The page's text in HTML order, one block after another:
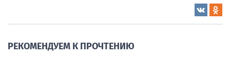
РЕКОМЕНДУЕМ К ПРОЧТЕНИЮ